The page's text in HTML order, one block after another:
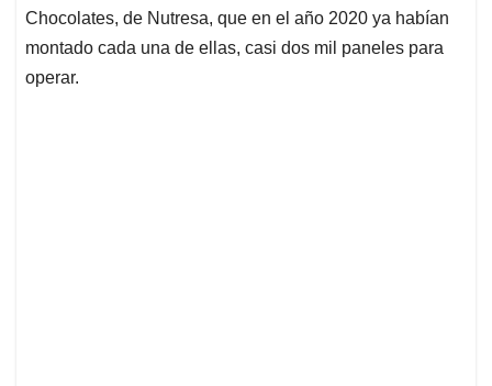
Chocolates, de Nutresa, que en el año 2020 ya habían
montado cada una de ellas, casi dos mil paneles para
operar.